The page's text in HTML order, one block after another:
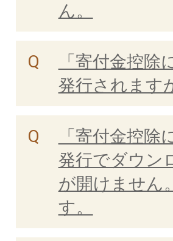
ん。
「寄付金控
発行されます
「寄付金控
発行でダウン
が開けません
す。